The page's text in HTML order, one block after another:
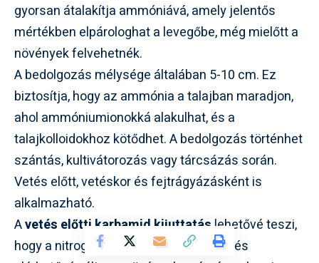
gyorsan átalakítja ammóniává, amely jelentős
mértékben elpárologhat a levegőbe, még mielőtt a
növények felvehetnék.
A bedolgozás mélysége általában 5-10 cm. Ez
biztosítja, hogy az ammónia a talajban maradjon,
ahol ammóniumionokká alakulhat, és a
talajkolloidokhoz kötődhet. A bedolgozás történhet
szántás, kultivátorozás vagy tárcsázás során.
Vetés előtt, vetéskor és fejtrágyázásként is
alkalmazható.
Avetés előtti karbamid kijuttatás lehetővé teszi,
hogy a nitrogén lassan felszabaduljon és